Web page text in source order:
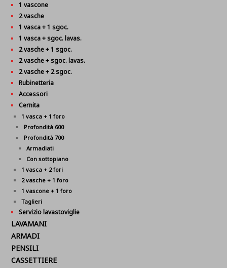
1 vascone
2 vasche
1 vasca + 1 sgoc.
1 vasca + sgoc. lavas.
2 vasche + 1 sgoc.
2 vasche + sgoc. lavas.
2 vasche + 2 sgoc.
Rubinetteria
Accessori
Cernita
1 vasca + 1 foro
Profondità 600
Profondità 700
Armadiati
Con sottopiano
1 vasca + 2 fori
2 vasche + 1 foro
1 vascone + 1 foro
Taglieri
Servizio lavastoviglie
LAVAMANI
ARMADI
PENSILI
CASSETTIERE